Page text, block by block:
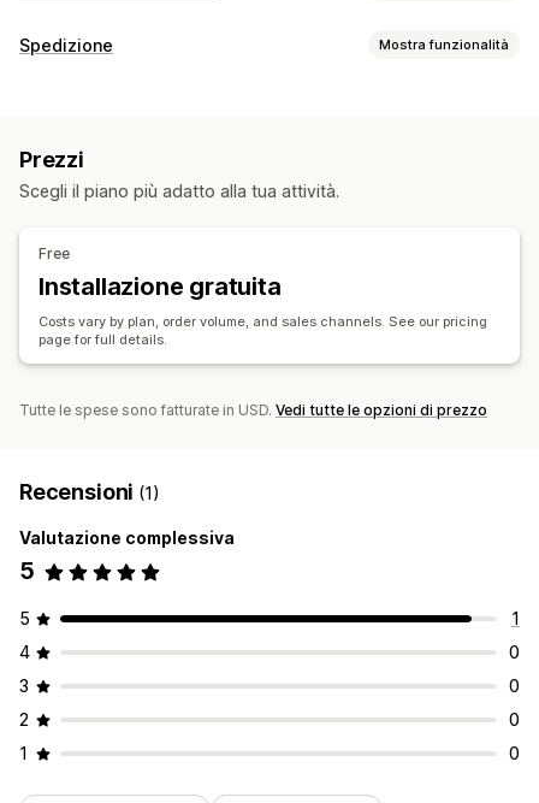
Tipo di sincronizzazione
Notifiche e report
Avvisi automatici
Aggiornamenti sugli ordini
Importazione ed esportazione di dati
Spedizione Mostra funzionalità
Convalida degli indirizzi
Imballaggio
Scansione di codici a barre
Sincronizzazione degli ordini
Gestione delle spedizioni
Sincronizzazione degli ordini
Prezzi
Scegli il piano più adatto alla tua attività.
Free
Installazione gratuita
Costs vary by plan, order volume, and sales channels. See our pricing
page for full details.
Tutte le spese sono fatturate in USD. Vedi tutte le opzioni di prezzo
Recensioni (1)
Valutazione complessiva
5
5
1
4
0
3
0
2
0
1
0